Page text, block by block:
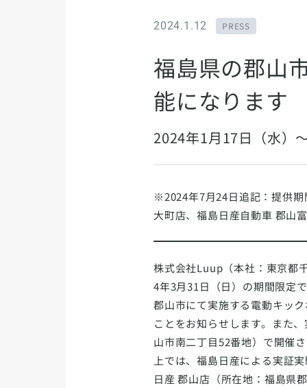
2024.1.12 PRESS
福島県の郡山
能になります
2024年1月17日（水）
※2024年7月24日追記：提供期
大町店、福島日産自動車 郡山
株式会社Luup（本社：東京都
4年3月31日（日）の期間限定
郡山市にて実施する電動キッ
ことをお知らせします。また
山市南二丁目52番地）で開催
上では、福島日産による実証
日産 郡山店（所在地：福島県